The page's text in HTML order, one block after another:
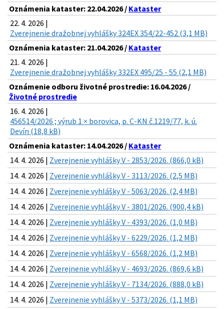
Oznámenia kataster: 22.04.2026 / Kataster
22. 4. 2026 |
Zverejnenie dražobnej vyhlášky 324EX 354/22-452 (3,1 MB)
Oznámenia kataster: 21.04.2026 / Kataster
21. 4. 2026 |
Zverejnenie dražobnej vyhlášky 332EX 495/25 - 55 (2,1 MB)
Oznámenie odboru životné prostredie: 16.04.2026 /
Životné prostredie
16. 4. 2026 |
456514/2026 ; výrub 1 × borovica, p. C-KN č.1219/77, k. ú.
Devín (18,8 kB)
Oznámenia kataster: 14.04.2026 / Kataster
14. 4. 2026 | Zverejnenie vyhlášky V - 2853/2026. (866,0 kB)
14. 4. 2026 | Zverejnenie vyhlášky V - 3113/2026. (2,5 MB)
14. 4. 2026 | Zverejnenie vyhlášky V - 5063/2026. (2,4 MB)
14. 4. 2026 | Zverejnenie vyhlášky V - 3801/2026. (900,4 kB)
14. 4. 2026 | Zverejnenie vyhlášky V - 4393/2026. (1,0 MB)
14. 4. 2026 | Zverejnenie vyhlášky V - 6229/2026. (1,2 MB)
14. 4. 2026 | Zverejnenie vyhlášky V - 6568/2026. (1,2 MB)
14. 4. 2026 | Zverejnenie vyhlášky V - 4693/2026. (869,6 kB)
14. 4. 2026 | Zverejnenie vyhlášky V - 7134/2026. (888,0 kB)
14. 4. 2026 | Zverejnenie vyhlášky V - 5373/2026. (1,1 MB)